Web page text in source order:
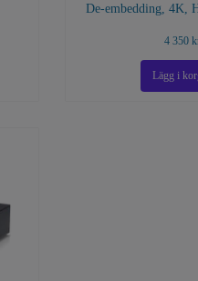
De-embedding, 4K,
4 350